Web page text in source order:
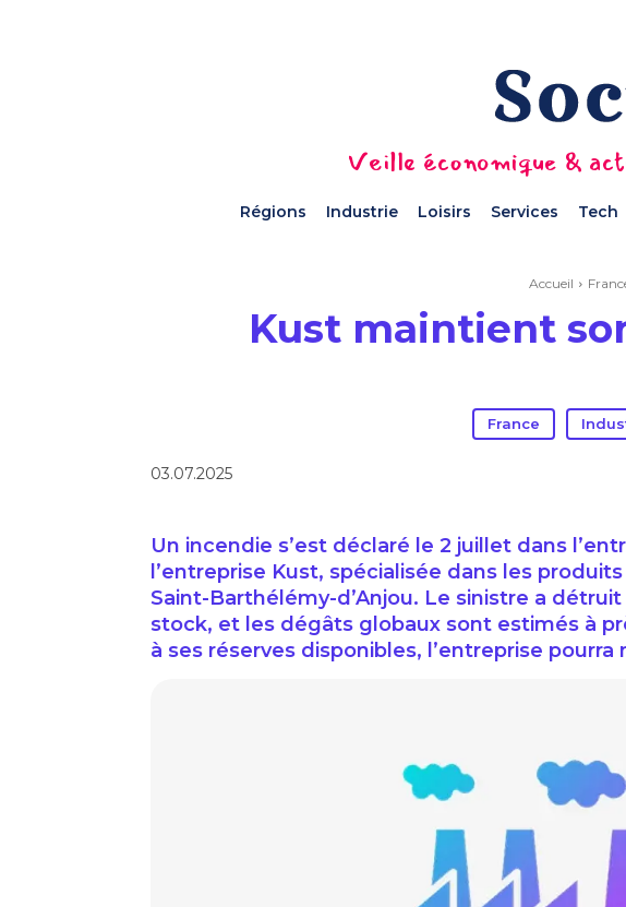
Veille économique &
Régions Industrie Loisirs Services Tech
Accueil
Kust maintient
France
03.07.2025
Un incendie s’est déclaré le 2 juillet dans
l’entreprise Kust, spécialisée dans les
Saint-Barthélémy-d’Anjou. Le sinistre a
stock, et les dégâts globaux sont estimés à
à ses réserves disponibles, l’entreprise